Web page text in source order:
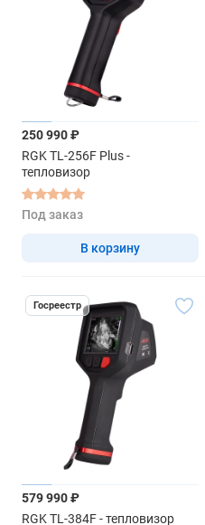
250 990 ₽
RGK TL-256F Plus -
тепловизор
Под заказ
В корзину
Госреестр
579 990 ₽
RGK TL-384F - тепловизор